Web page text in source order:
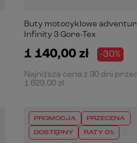
Buty motocyklowe
Infinity 3 Gore-Tex
1 140,00 zł -30%
Najniższa cena z 30 dni
1 629,00 zł
PROMOCJA PRZECENA
DOSTĘPNY RATY 0%